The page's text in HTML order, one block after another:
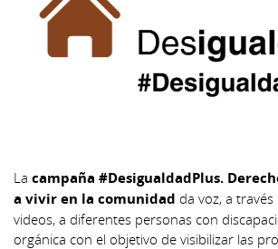
La campaña #DesigualdadPlus.
a vivir en la comunidad da voz, a
videos, a diferentes personas con
orgánica con el objetivo de visibilizar las